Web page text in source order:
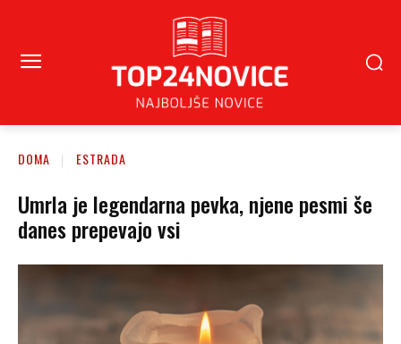
DOMA ESTRADA
Umrla je legendarna pevka, njene pesmi še
danes prepevajo vsi